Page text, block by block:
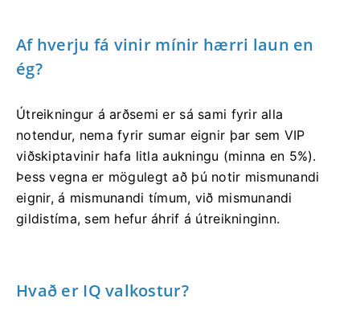
Af hverju fá vinir mínir hærri laun en
ég?
Útreikningur á arðsemi er sá sami fyrir alla
notendur, nema fyrir sumar eignir þar sem VIP
viðskiptavinir hafa litla aukningu (minna en 5%).
Þess vegna er mögulegt að þú notir mismunandi
eignir, á mismunandi tímum, við mismunandi
gildistíma, sem hefur áhrif á útreikninginn.
Hvað er IQ valkostur?